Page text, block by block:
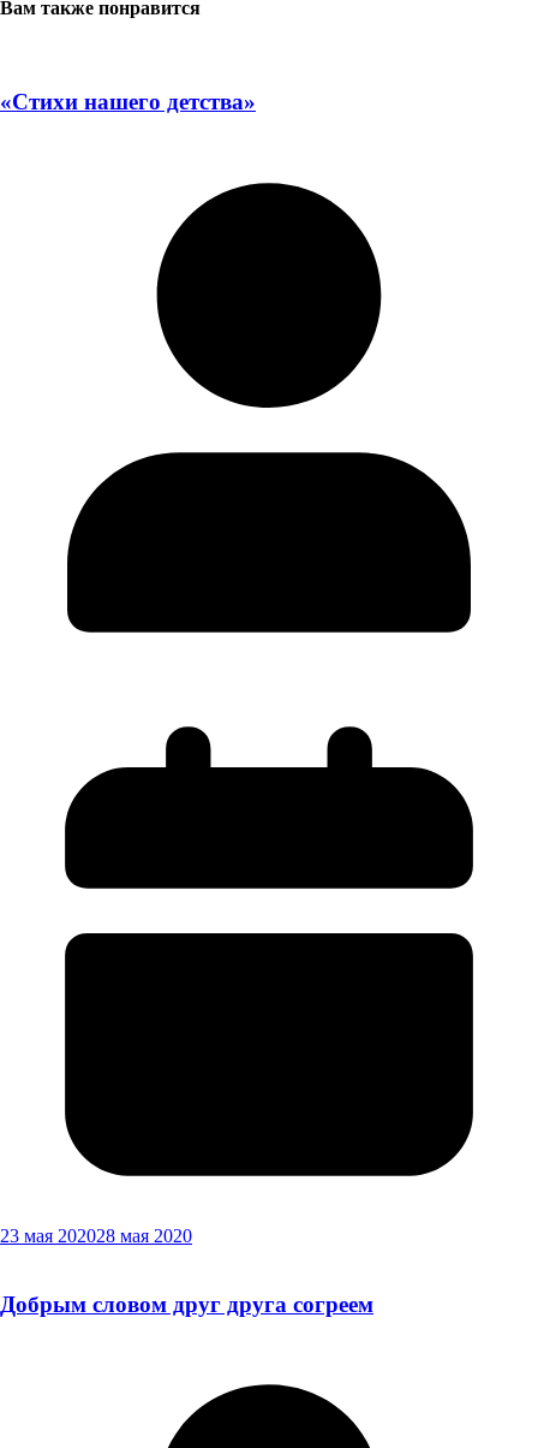
Вам также понравится
«Стихи нашего детства»
23 мая 202028 мая 2020
Добрым словом друг друга согреем